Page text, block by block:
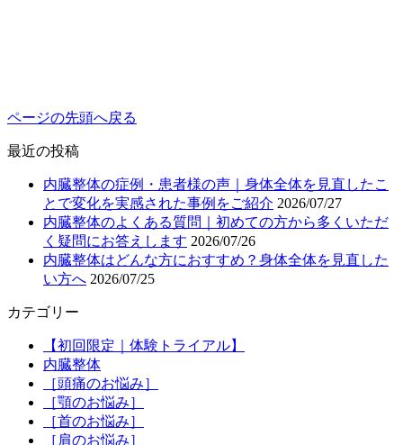
ページの先頭へ戻る
最近の投稿
内臓整体の症例・患者様の声｜身体全体を見直したこ
とで変化を実感された事例をご紹介 2026/07/27
内臓整体のよくある質問｜初めての方から多くいただ
く疑問にお答えします 2026/07/26
内臓整体はどんな方におすすめ？身体全体を見直した
い方へ 2026/07/25
カテゴリー
【初回限定｜体験トライアル】
内臓整体
［頭痛のお悩み］
［顎のお悩み］
［首のお悩み］
［肩のお悩み］